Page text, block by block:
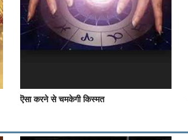
ऎसा करने से चमकेगी किस्मत